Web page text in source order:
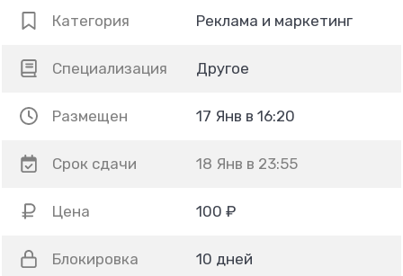
Категория Реклама и маркетинг
Специализация Другое
Размещен 17 Янв в 16:20
Срок сдачи 18 Янв в 23:55
Цена 100 ₽
Блокировка 10 дней